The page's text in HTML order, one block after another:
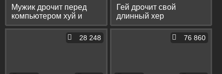
Мужик дрочит перед
компьютером хуй и
кончает себе на штаны
Гей дрочит свой
длинный хер
вибратором и
несколько раз подряд
28 248 76 860